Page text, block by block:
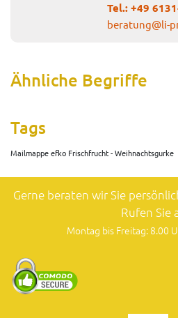
Tel.:+49
beratung@li-
Ähnliche Begriffe
Tags
Mailmappe efko Frischfrucht - Weihnachtsgurke
Gerne beraten wir Sie
Rufen Sie
Montag bis Freitag: 8.00